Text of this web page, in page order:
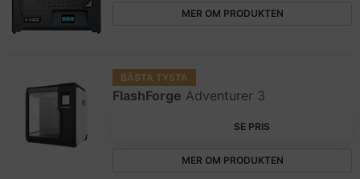
MER OM PRODUKTEN
BÄSTA TYSTA
FlashForge Adventurer 3
SE PRIS
MER OM PRODUKTEN